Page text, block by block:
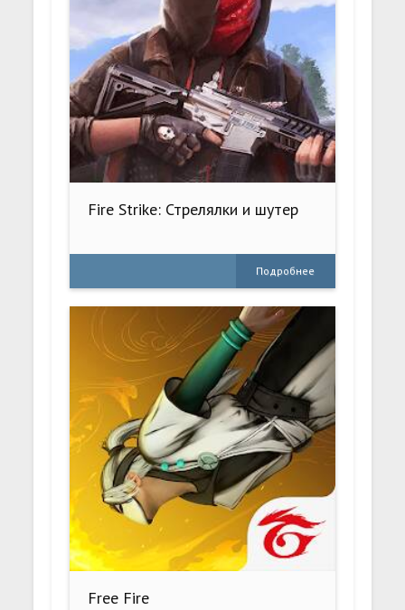
Fire Strike: Стрелялки и шутер
Подробнее
Free Fire